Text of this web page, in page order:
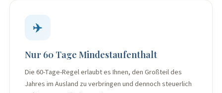
✈️
Nur 60 Tage Mindestaufenthalt
Die 60-Tage-Regel erlaubt es Ihnen, den Großteil des
Jahres im Ausland zu verbringen und dennoch steuerlich